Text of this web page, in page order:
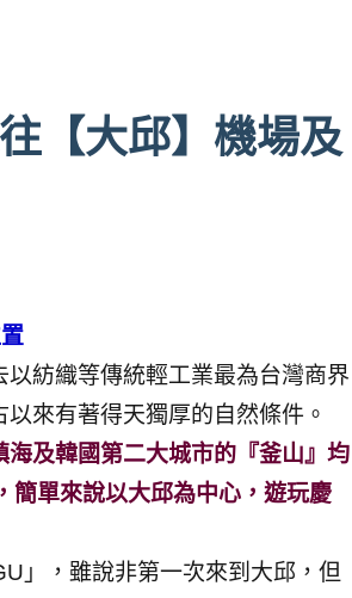
【大邱】機場及
以紡織等傳統輕工業最為台灣商界
來有著得天獨厚的自然條件。
及韓國第二大城市的『釜山』均
簡單來說以大邱為中心，遊玩慶
」，雖說非第一次來到大邱，但